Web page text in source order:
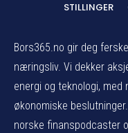
STILLINGER
Bors365.no gir deg
næringsliv. Vi dekker
energi og teknologi, med
økonomiske
norske finanspodcaster